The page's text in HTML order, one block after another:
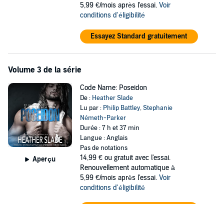
5,99 €/mois après l'essai. Voir
conditions d'éligibilité
Essayez Standard gratuitement
Volume 3 de la série
Aperçu
Code Name: Poseidon
De : Heather Slade
Lu par : Philip Battley,Stephanie
Németh-Parker
Durée : 7 h et 37 min
Langue : Anglais
Pas de notations
14,99 € ou gratuit avec l'essai.
Renouvellement automatique à
5,99 €/mois après l'essai. Voir
conditions d'éligibilité